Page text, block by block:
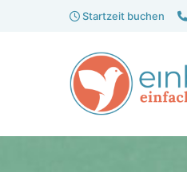
Start­zeit buchen